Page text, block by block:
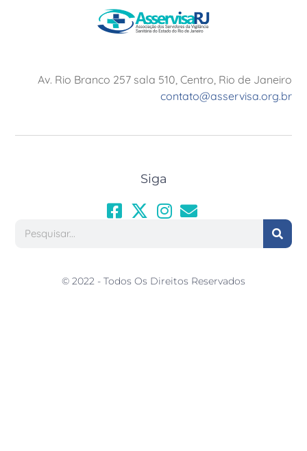
Av. Rio Branco 257 sala 510, Centro, Rio de Janeiro
contato@asservisa.org.br
Siga
© 2022 - Todos Os Direitos Reservados